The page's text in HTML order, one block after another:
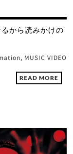
から読みかけの
, MUSIC VIDEO
READ MORE